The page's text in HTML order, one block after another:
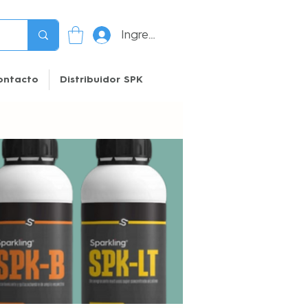
Ingresar
Distribuidor SPK